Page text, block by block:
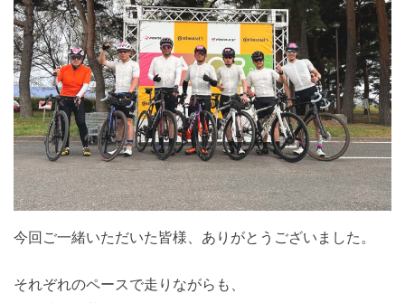
今回ご一緒いただいた皆様、ありがとうございました。
それぞれのペースで走りながらも、